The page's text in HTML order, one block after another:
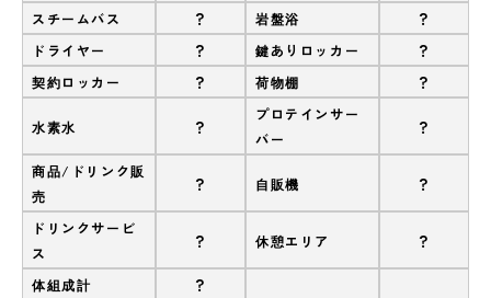
スチームバス ? 岩盤浴 ?
ドライヤー ? 鍵ありロッカー ?
契約ロッカー ? 荷物棚 ?
水素水 ?
プロテインサー
バー
?
商品/ドリンク販
売
? 自販機 ?
ドリンクサービ
ス
? 休憩エリア ?
体組成計 ?